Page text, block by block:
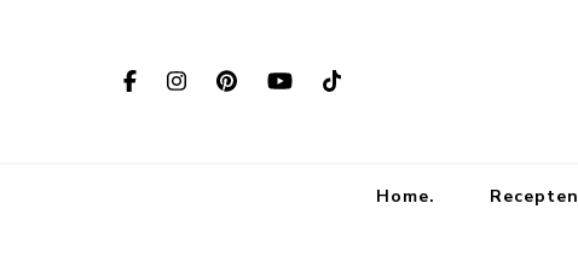
Home. Recepten